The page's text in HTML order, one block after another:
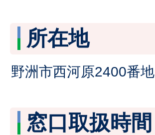
所在地
野洲市西河原2400番地
窓口取扱時間